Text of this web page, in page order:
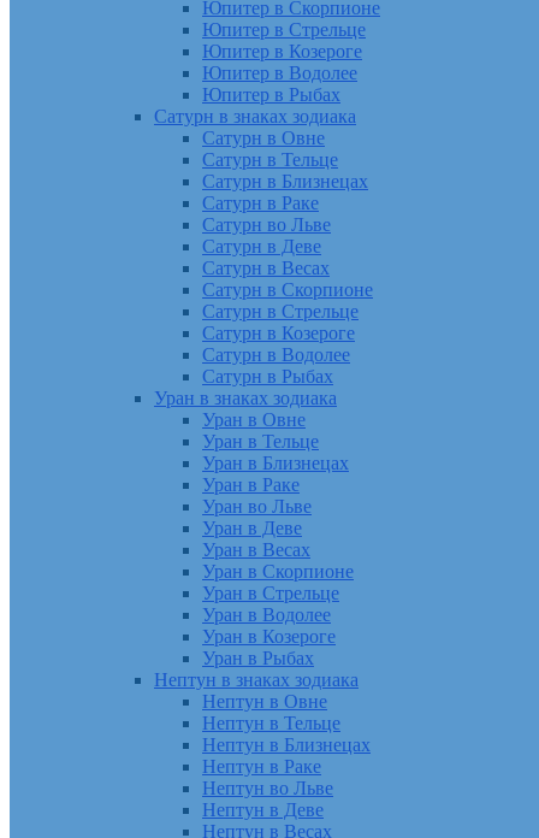
Юпитер в Скорпионе
Юпитер в Стрельце
Юпитер в Козероге
Юпитер в Водолее
Юпитер в Рыбах
Сатурн в знаках зодиака
Сатурн в Овне
Сатурн в Тельце
Сатурн в Близнецах
Сатурн в Раке
Сатурн во Льве
Сатурн в Деве
Сатурн в Весах
Сатурн в Скорпионе
Сатурн в Стрельце
Сатурн в Козероге
Сатурн в Водолее
Сатурн в Рыбах
Уран в знаках зодиака
Уран в Овне
Уран в Тельце
Уран в Близнецах
Уран в Раке
Уран во Льве
Уран в Деве
Уран в Весах
Уран в Скорпионе
Уран в Стрельце
Уран в Водолее
Уран в Козероге
Уран в Рыбах
Нептун в знаках зодиака
Нептун в Овне
Нептун в Тельце
Нептун в Близнецах
Нептун в Раке
Нептун во Льве
Нептун в Деве
Нептун в Весах